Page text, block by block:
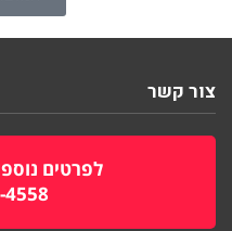
צור קשר
לפרטים
4558